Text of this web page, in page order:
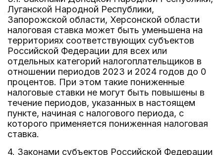
Луганской Народной Республики,
Запорожской области, Херсонской области
налоговая ставка может быть уменьшена на
территориях соответствующих субъектов
Российской Федерации для всех или
отдельных категорий налогоплательщиков в
отношении периодов 2023 и 2024 годов до 0
процентов. При этом такие пониженные
налоговые ставки не могут быть повышены в
течение периодов, указанных в настоящем
пункте, начиная с налогового периода, с
которого применяется пониженная налоговая
ставка.
4. Законами субъектов Российской Федерации